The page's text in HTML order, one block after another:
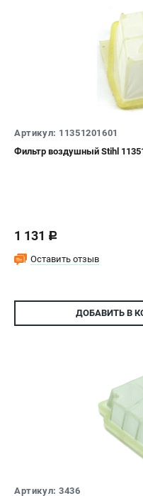
Артикул: 11351201601
Фильтр воздушный Stihl
1 131 c
Оставить отзыв
ДОБАВИТЬ В
Артикул: 3436